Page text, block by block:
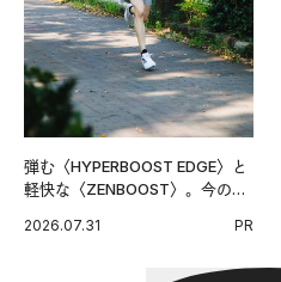
弾む〈HYPERBOOST EDGE〉と
軽快な〈ZENBOOST〉。今の時
出した新機軸。
2026.07.31 PR